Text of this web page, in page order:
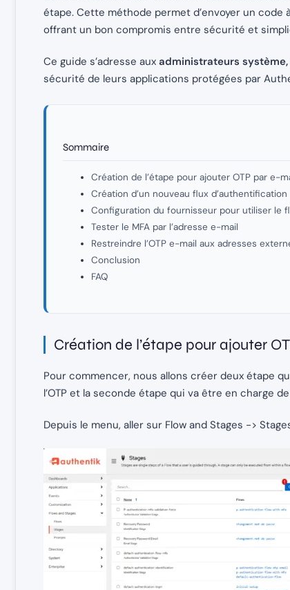
étape. Cette méthode permet d’envoyer un
offrant un bon compromis entre sécurité et
Ce guide s’adresse aux administrateurs
sécurité de leurs applications protégées par
Sommaire
Création de l’étape pour ajouter OTP par e-
Création d’un nouveau flux d’authentification
Configuration du fournisseur pour utiliser le
Tester le MFA par l’adresse e-mail
Restreindre l’OTP e-mail aux adresses
Conclusion
FAQ
Création de l’étape pour ajouter
Pour commencer, nous allons créer deux étape
l’OTP et la seconde étape qui va être en charge
Depuis le menu, aller sur Flow and Stages ->